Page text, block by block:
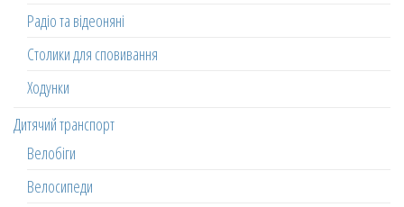
Радіо та відеоняні
Столики для сповивання
Ходунки
Дитячий транспорт
Велобіги
Велосипеди